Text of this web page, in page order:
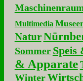
Multimedia
Natur
Sommer Speis
& Apparate
Winter